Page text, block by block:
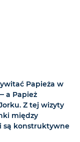
Papieża w
a Papież
Z tej wizyty
między
są konstruktywne